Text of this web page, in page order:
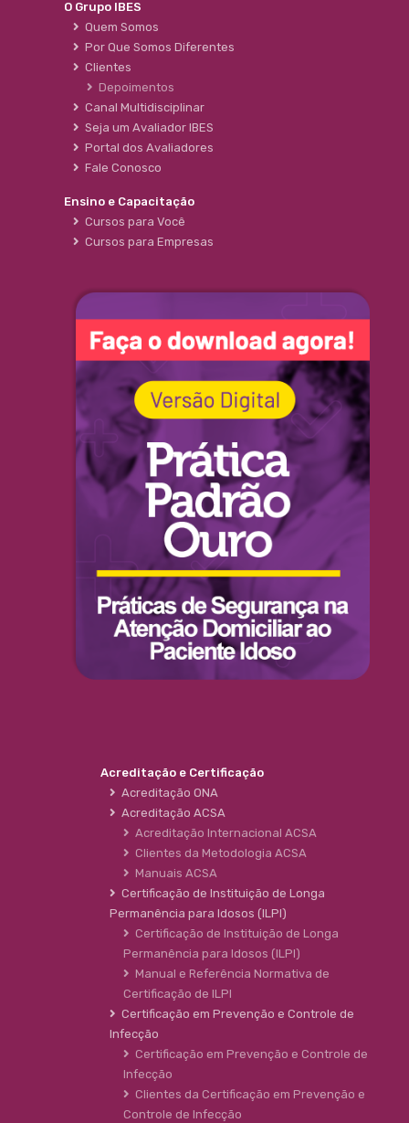
O Grupo IBES
Quem Somos
Por Que Somos Diferentes
Clientes
Depoimentos
Canal Multidisciplinar
Seja um Avaliador IBES
Portal dos Avaliadores
Fale Conosco
Ensino e Capacitação
Cursos para Você
Cursos para Empresas
Acreditação e Certificação
Acreditação ONA
Acreditação ACSA
Acreditação Internacional ACSA
Clientes da Metodologia ACSA
Manuais ACSA
Certificação de Instituição de Longa
Permanência para Idosos (ILPI)
Certificação de Instituição de Longa
Permanência para Idosos (ILPI)
Manual e Referência Normativa de
Certificação de ILPI
Certificação em Prevenção e Controle de
Infecção
Certificação em Prevenção e Controle de
Infecção
Clientes da Certificação em Prevenção e
Controle de Infecção